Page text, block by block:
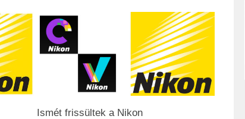
Ismét frissültek a Nikon